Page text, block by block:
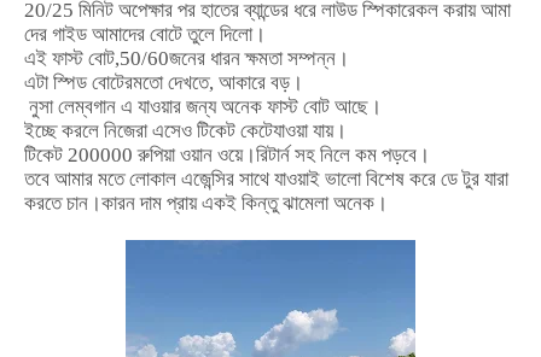
20/25 মিনিট অপেক্ষার পর হাতের ব্যান্ডের ধরে লাউড স্পিকারেকল করায় আমা
দের গাইড আমাদের বোটে তুলে দিলো।
এই ফাস্ট বোট,50/60জনের ধারন ক্ষমতা সম্পন্ন।
এটা স্পিড বোটেরমতো দেখতে, আকারে বড়।
নুসা লেম্বগান এ যাওয়ার জন্য অনেক ফাস্ট বোট আছে।
ইচ্ছে করলে নিজেরা এসেও টিকেট কেটেযাওয়া যায়।
টিকেট 200000রুপিয়া ওয়ান ওয়ে।রিটার্ন সহ নিলে কম পড়বে।
তবে আমার মতে লোকাল এজেন্সির সাথেযাওয়াই ভালো বিশেষ করে ডে টুর যারা
করতে চান।কারন দাম প্রায় একই কিন্তু ঝামেলা অনেক।